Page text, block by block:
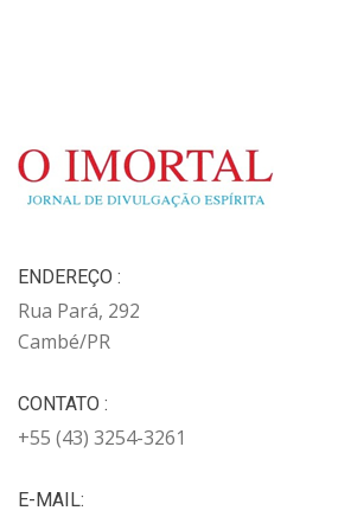
ENDEREÇO :
Rua Pará, 292
Cambé/PR
CONTATO :
+55 (43) 3254-3261
E-MAIL: